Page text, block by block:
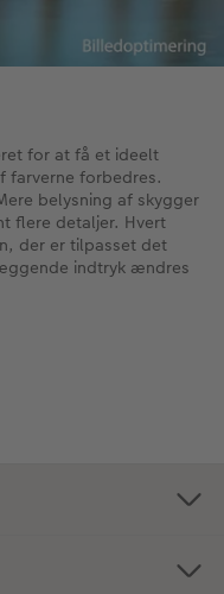
for at få et ideelt
​​farverne forbedres.
belysning af skygger
flere detaljer. Hvert
der er tilpasset det
indtryk ændres